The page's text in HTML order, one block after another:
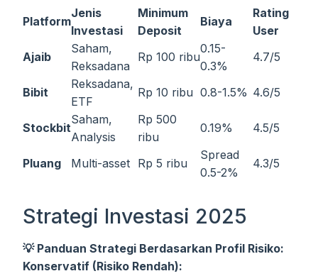
Platform
Jenis
Investasi
Minimum
Deposit
Biaya
Rating
User
Ajaib
Saham,
Reksadana
Rp 100 ribu
0.15-
0.3%
4.7/5
Bibit
Reksadana,
ETF
Rp 10 ribu 0.8-1.5% 4.6/5
Stockbit
Saham,
Analysis
Rp 500
ribu
0.19% 4.5/5
Pluang Multi-asset Rp 5 ribu
Spread
0.5-2%
4.3/5
Strategi Investasi 2025
💡 Panduan Strategi Berdasarkan Profil Risiko:
Konservatif (Risiko Rendah):